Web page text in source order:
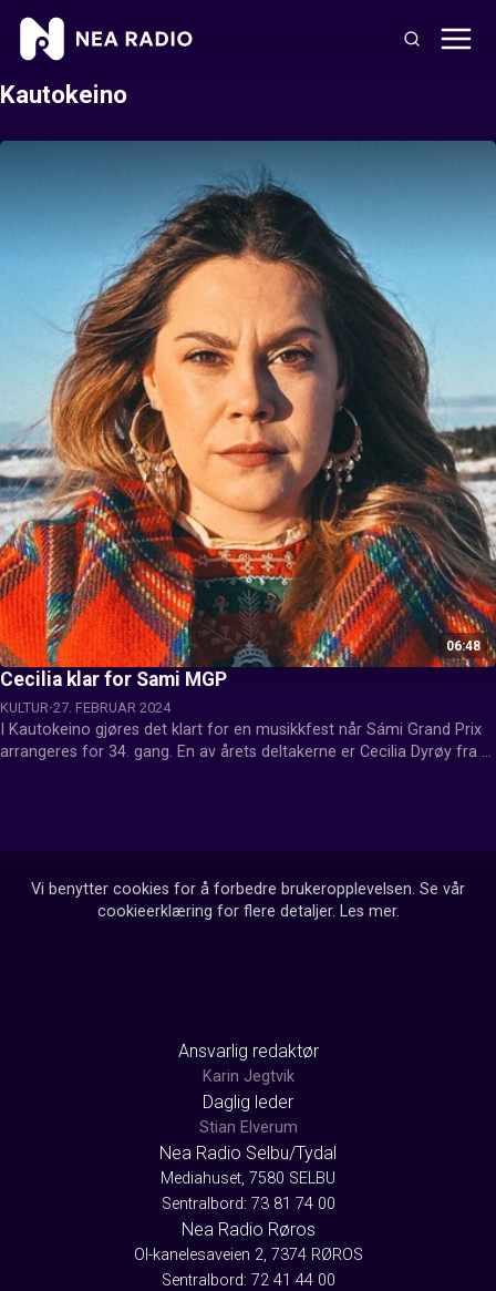
Kautokeino
06:48
Cecilia klar for Sami MGP
KULTUR 27. FEBRUAR 2024
I Kautokeino gjøres det klart for en musikkfest når Sámi Grand Prix
arrangeres for 34. gang. En av årets deltakerne er Cecilia Dyrøy fra
Vi benytter cookies for å forbedre brukeropplevelsen. Se vår
cookieerklæring for flere detaljer. Les mer.
Ansvarlig redaktør
Karin Jegtvik
Daglig leder
Stian Elverum
Nea Radio Selbu/Tydal
Mediahuset, 7580 SELBU
Sentralbord: 73 81 74 00
Nea Radio Røros
Ol-kanelesaveien 2, 7374 RØROS
Sentralbord: 72 41 44 00